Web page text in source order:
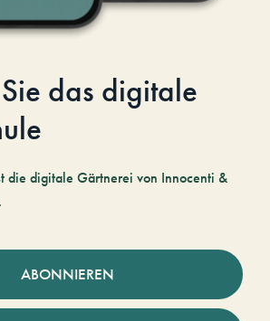
das digitale
die digitale Gärtnerei von Innocenti &
ABONNIEREN